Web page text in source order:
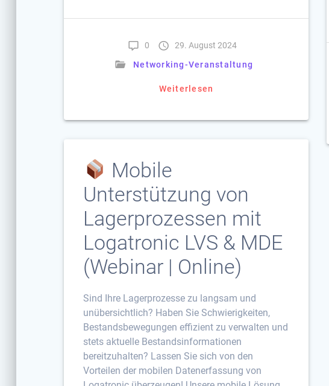
0
29. August 2024
Networking-Veranstaltung
Weiterlesen
Mobile
Unterstützung von
Lagerprozessen mit
Logatronic LVS & MDE
(Webinar | Online)
Sind Ihre Lagerprozesse zu langsam und
unübersichtlich? Haben Sie Schwierigkeiten,
Bestandsbewegungen effizient zu verwalten und
stets aktuelle Bestandsinformationen
bereitzuhalten? Lassen Sie sich von den
Vorteilen der mobilen Datenerfassung von